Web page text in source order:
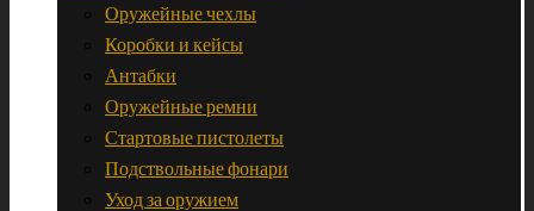
Оружейные чехлы
Коробки и кейсы
Антабки
Оружейные ремни
Стартовые пистолеты
Подствольные фонари
Уход за оружием